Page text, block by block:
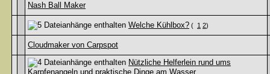
Nash Ball Maker
Welche Kühlbox? ( 1 2)
Cloudmaker von Carpspot
Nützliche Helferlein rund ums
Karpfenangeln und praktische Dinge am Wasser